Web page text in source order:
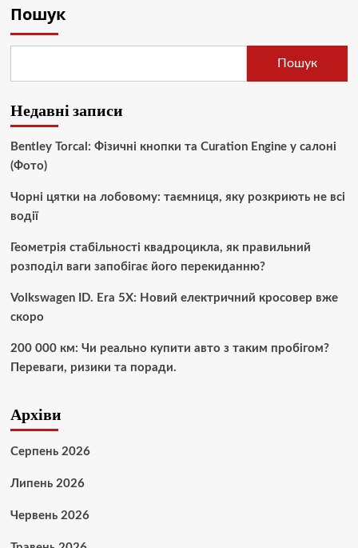
Пошук
Пошук
Недавні записи
Bentley Torcal: Фізичні кнопки та Curation Engine у салоні
(Фото)
Чорні цятки на лобовому: таємниця, яку розкриють не всі
водії
Геометрія стабільності квадроцикла, як правильний
розподіл ваги запобігає його перекиданню?
Volkswagen ID. Era 5X: Новий електричний кросовер вже
скоро
200 000 км: Чи реально купити авто з таким пробігом?
Переваги, ризики та поради.
Архіви
Серпень 2026
Липень 2026
Червень 2026